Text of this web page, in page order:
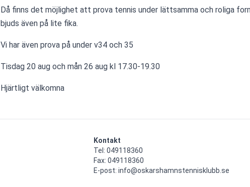
Då finns det möjlighet att prova tennis under lättsamma och roliga
bjuds även på lite fika.
Vi har även prova på under v34 och 35
Tisdag 20 aug och mån 26 aug kl 17.30-19.30
Hjärtligt välkomna
Kontakt
Tel: 049118360
Fax: 049118360
E-post: info@oskarshamnstennisklubb.se